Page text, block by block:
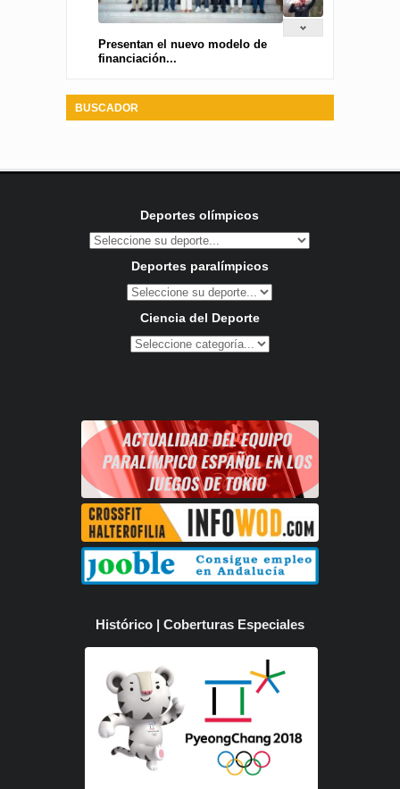
Presentan el nuevo modelo de
financiación...
BUSCADOR
Deportes olímpicos
Deportes paralímpicos
Ciencia del Deporte
Histórico | Coberturas Especiales